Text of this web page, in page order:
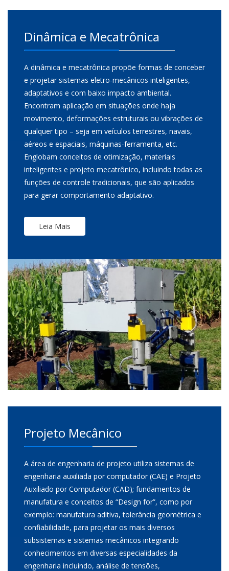
Dinâmica e Mecatrônica
A dinâmica e mecatrônica propõe formas de conceber
e projetar sistemas eletro-mecânicos inteligentes,
adaptativos e com baixo impacto ambiental.
Encontram aplicação em situações onde haja
movimento, deformações estruturais ou vibrações de
qualquer tipo – seja em veículos terrestres, navais,
aéreos e espaciais, máquinas-ferramenta, etc.
Englobam conceitos de otimização, materiais
inteligentes e projeto mecatrônico, incluindo todas as
funções de controle tradicionais, que são aplicados
para gerar comportamento adaptativo.
Leia Mais
Projeto Mecânico
A área de engenharia de projeto utiliza sistemas de
engenharia auxiliada por computador (CAE) e Projeto
Auxiliado por Computador (CAD); fundamentos de
manufatura e conceitos de “Design for”, como por
exemplo: manufatura aditiva, tolerância geométrica e
confiabilidade, para projetar os mais diversos
subsistemas e sistemas mecânicos integrando
conhecimentos em diversas especialidades da
engenharia incluindo, análise de tensões,